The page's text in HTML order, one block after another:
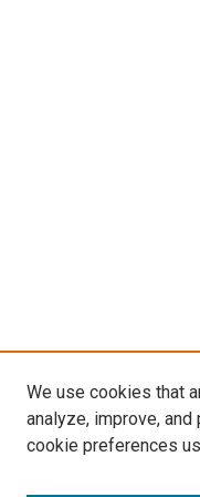
We use cookies that
analyze, improve,
cookie preferences